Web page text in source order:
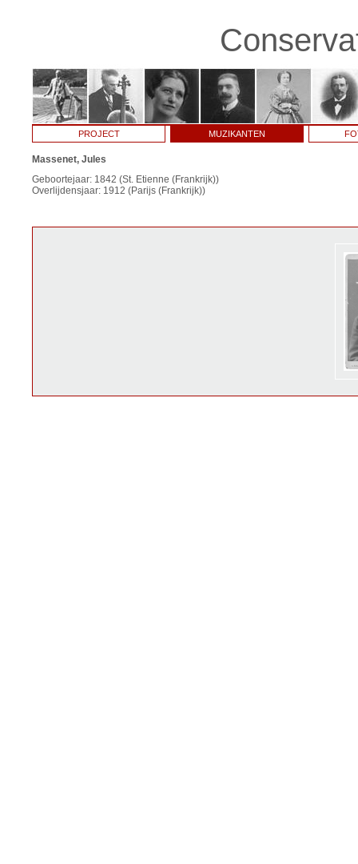
PROJECT MUZIKANTEN
Massenet, Jules
Geboortejaar: 1842 (St. Etienne (Frankrijk))
Overlijdensjaar: 1912 (Parijs (Frankrijk))